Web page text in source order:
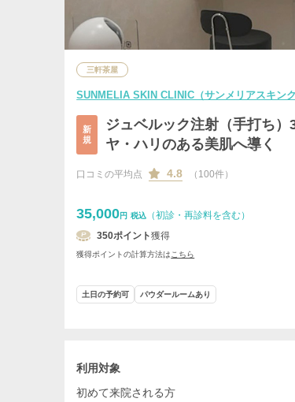
三軒茶屋
SUNMELIA SKIN CLINIC（サンメリアスキンク
新
規
ジュベルック注射（手打ち
ヤ・ハリのある美肌へ導く
口コミの平均点 4.8 （100件）
35,000円 税込
（初診・再診料を含む）
350ポイント獲得
獲得ポイントの計算方法はこちら
土日の予約可 パウダールームあり
利用対象
初めて来院される方